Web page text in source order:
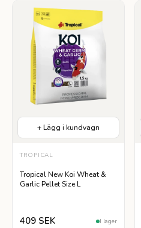
+ Lägg i kundvagn
TROPICAL
Tropical New Koi Wheat &
Garlic Pellet Size L
409 SEK I lager